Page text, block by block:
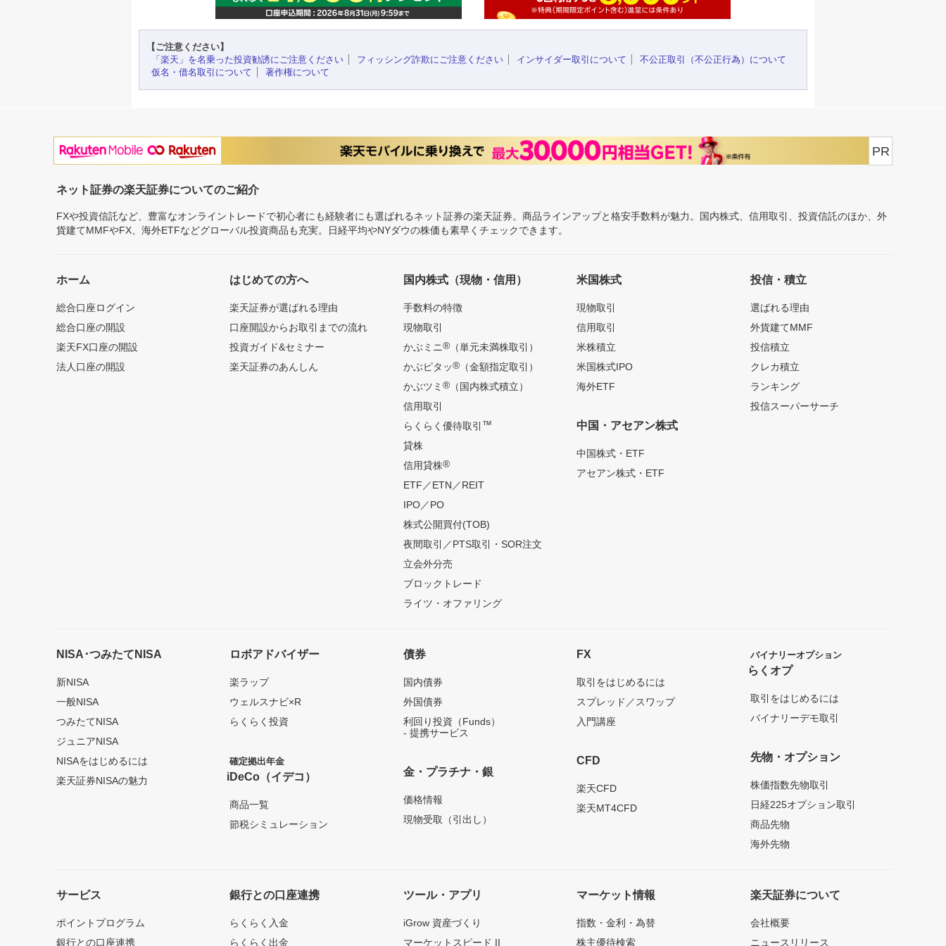
【ご注意ください】
「楽天」を名乗った投資勧誘にご注意ください
フィッシング詐欺にご注意ください インサイダー取引について
不公正取引（不公正行為）について
仮名・借名取引について
著作権について
PR
ネット証券の楽天証券についてのご紹介
FXや投資信託など、豊富なオンライントレードで初心者にも経験者にも選ばれるネット証券の楽天証券。商品ラインアップと格安手数料が魅力。国内株式、信用取引、投資信託のほか、外
貨建てMMFやFX、海外ETFなどグローバル投資商品も充実。日経平均やNYダウの株価も素早くチェックできます。
ホーム
総合口座ログイン
総合口座の開設
楽天FX口座の開設
法人口座の開設
はじめての方へ
楽天証券が選ばれる理由
口座開設からお取引までの流れ
投資ガイド&セミナー
楽天証券のあんしん
国内株式（現物・信用）
手数料の特徴
現物取引
かぶミニ®（単元未満株取引）
かぶピタッ®（金額指定取引）
かぶツミ ®（国内株式積立）
信用取引
らくらく優待取引 ™
貸株
信用貸株®
ETF／ETN／REIT
IPO／PO
株式公開買付(TOB)
夜間取引／PTS取引・SOR注文
立会外分売
ブロックトレード
ライツ・オファリング
米国株式
現物取引
信用取引
米株積立
米国株式IPO
海外ETF
中国・アセアン株式
中国株式・ETF
アセアン株式・ETF
投信・積立
選ばれる理由
外貨建てMMF
投信積立
クレカ積立
ランキング
投信スーパーサーチ
NISA･つみたてNISA
新NISA
一般NISA
つみたてNISA
ジュニアNISA
NISAをはじめるには
楽天証券NISAの魅力
ロボアドバイザー
楽ラップ
ウェルスナビ×R
らくらく投資
確定拠出年金
iDeCo（イデコ）
商品一覧
節税シミュレーション
債券
国内債券
外国債券
利回り投資（Funds）
- 提携サービス
金・プラチナ・銀
価格情報
現物受取（引出し）
FX
取引をはじめるには
スプレッド／スワップ
入門講座
CFD
楽天CFD
楽天MT4CFD
バイナリーオプション
らくオプ
取引をはじめるには
バイナリーデモ取引
先物・オプション
株価指数先物取引
日経225オプション取引
商品先物
海外先物
サービス
ポイントプログラム
銀行との口座連携
銀行との口座連携
らくらく入金
らくらく出金
ツール・アプリ
iGrow 資産づくり
マーケットスピード II
マーケット情報
指数・金利・為替
株主優待検索
楽天証券について
会社概要
ニュースリリース